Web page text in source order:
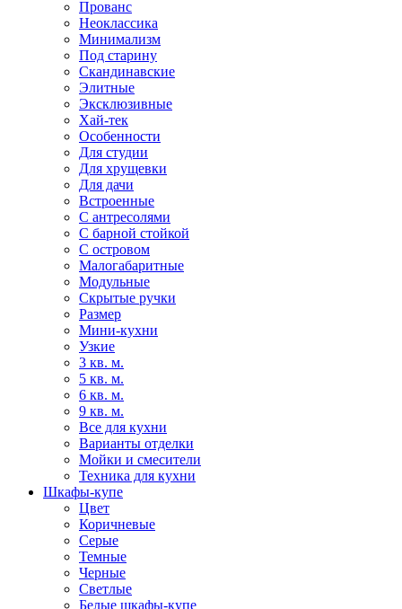
Прованс
Неоклассика
Минимализм
Под старину
Скандинавские
Элитные
Эксклюзивные
Хай-тек
Особенности
Для студии
Для хрущевки
Для дачи
Встроенные
С антресолями
С барной стойкой
С островом
Малогабаритные
Модульные
Скрытые ручки
Размер
Мини-кухни
Узкие
3 кв. м.
5 кв. м.
6 кв. м.
9 кв. м.
Все для кухни
Варианты отделки
Мойки и смесители
Техника для кухни
Шкафы-купе
Цвет
Коричневые
Серые
Темные
Черные
Светлые
Белые шкафы-купе